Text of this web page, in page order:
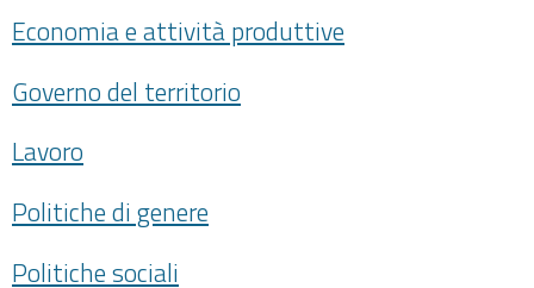
Economia e attività produttive
Governo del territorio
Lavoro
Politiche di genere
Politiche sociali